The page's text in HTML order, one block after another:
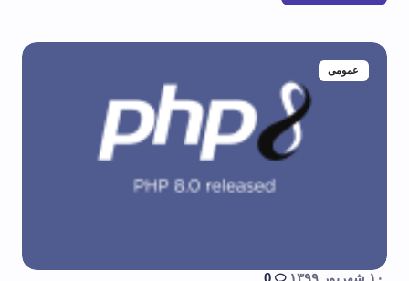
عمومی
۱۰ شهریور ۱۳۹۹ 0